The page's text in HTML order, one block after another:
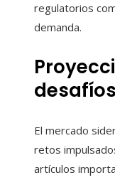
regulatorios
demanda.
desafíos
El mercado
retos
artículos